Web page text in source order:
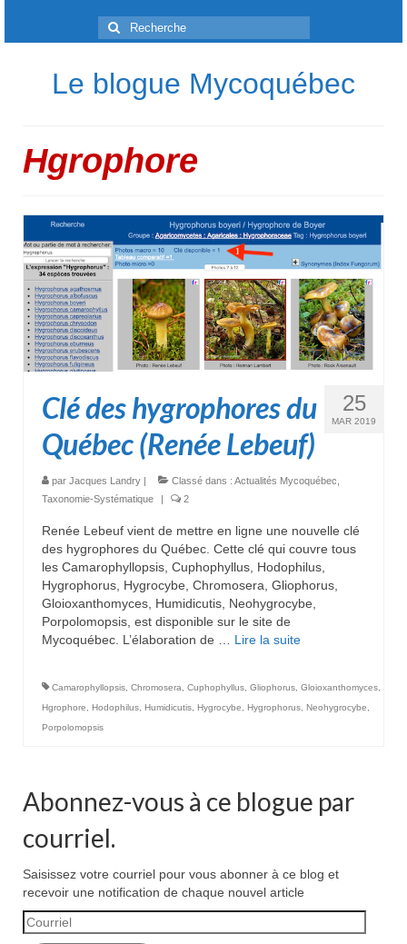
Rechercher
:
Le blogue Mycoquébec
Hgrophore
25
MAR 2019
Clé des hygrophores du
Québec (Renée Lebeuf)
par Jacques Landry Classé dans : Actualités Mycoquébec
Taxonomie-Systématique
2
Renée Lebeuf vient de mettre en ligne une nouvelle clé
des hygrophores du Québec. Cette clé qui couvre tous
les Camarophyllopsis, Cuphophyllus, Hodophilus,
Hygrophorus, Hygrocybe, Chromosera, Gliophorus,
Gloioxanthomyces, Humidicutis, Neohygrocybe,
Porpolomopsis, est disponible sur le site de
Mycoquébec. L’élaboration de … Lire la suite­­
Camarophyllopsis, Chromosera, Cuphophyllus, Gliophorus, Gloioxanthomyces,
Hgrophore, Hodophilus, Humidicutis, Hygrocybe, Hygrophorus, Neohygrocybe,
Porpolomopsis
Abonnez-vous à ce blogue par
courriel.
Saisissez votre courriel pour vous abonner à ce blog et
recevoir une notification de chaque nouvel article
Courriel